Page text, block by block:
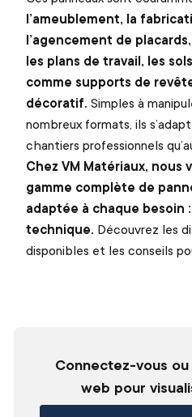
l’ameublement, la
l’agencement de
les plans de travail, les
comme supports de
décoratif. Simples à
nombreux formats, ils
chantiers professionnels
Chez VM Matériaux, nous
gamme complète de
adaptée à chaque besoin
technique. Découvrez les
disponibles et les conseils
Connectez-vous
web pour